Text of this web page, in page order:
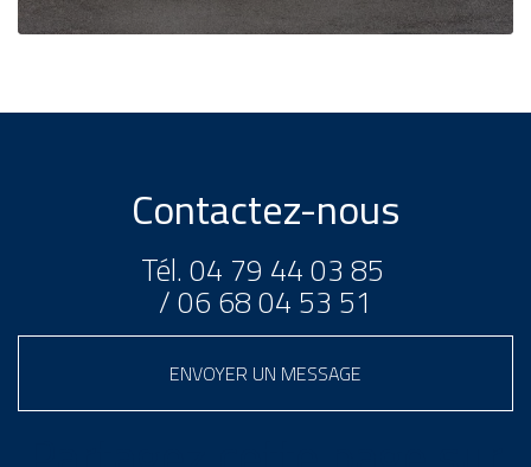
Contactez-nous
Tél.04 79 44 03 85
/06 68 04 53 51
ENVOYER UN MESSAGE